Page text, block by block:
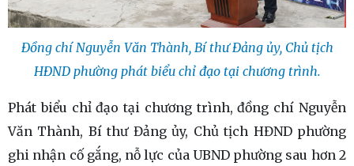
Đồng chí Nguyễn Văn Thành, Bí thư Đảng ủy, Chủ tịch
HĐND phường phát biểu chỉ đạo tại chương trình.
Phát biểu chỉ đạo tại chương trình, đồng chí Nguyễn
Văn Thành, Bí thư Đảng ủy, Chủ tịch HĐND phường
ghi nhận cố gắng, nỗ lực của UBND phường sau hơn 2